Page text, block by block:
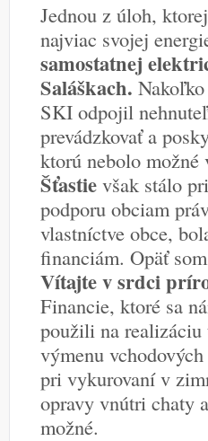
Jednou z úloh,
najviac svojej
samostatnej
Saláškach.
SKI odpojil
prevádzkovať a
ktorú nebolo
Šťastievšak stálo
podporu obciam
vlastníctve obce,
financiám. Opäť
Vítajte v srdci
Financie, ktoré sa
použili na
výmenu
pri vykurovaní v
opravy vnútri chaty
možné.